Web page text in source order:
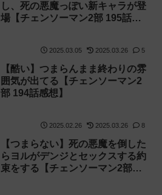
し、死の悪魔っぽい新キャラが登
場【チェンソーマン2部 195話感
2025.03.05 2025.03.26 5
【酷い】つまらんまま終わりの雰
囲気が出てる【チェンソーマン2
部 194話感想】
2025.02.26 2025.03.26 8
【つまらない】死の悪魔を倒した
らヨルがデンジとセックスする約
束をする【チェンソーマン2部